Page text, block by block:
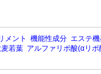
メント 機能性成分 エステ
若葉 アルファリポ酸(αリポ